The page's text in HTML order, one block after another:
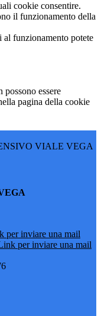
cookie consentire.
il funzionamento della
al funzionamento potete
essere
pagina della cookie
VIALE VEGA
per inviare una mail
per inviare una mail